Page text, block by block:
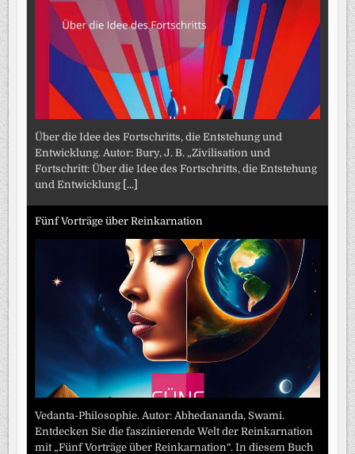
Über die Idee des Fortschritts, die Entstehung und
Entwicklung. Autor: Bury, J. B. „Zivilisation und
Fortschritt: Über die Idee des Fortschritts, die Entstehung
und Entwicklung [...]
Fünf Vorträge über Reinkarnation
Vedanta-Philosophie. Autor: Abhedananda, Swami.
Entdecken Sie die faszinierende Welt der Reinkarnation
mit „Fünf Vorträge über Reinkarnation“. In diesem Buch